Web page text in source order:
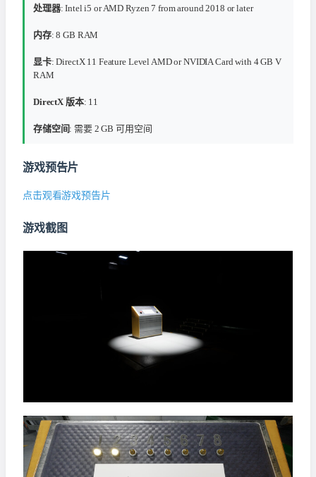
处理器: Intel i5 or AMD Ryzen 7 from around 2018 or later
内存: 8 GB RAM
显卡: DirectX 11 Feature Level AMD or NVIDIA Card with 4 GB V
RAM
DirectX 版本: 11
存储空间: 需要 2 GB 可用空间
游戏预告片
点击观看游戏预告片
游戏截图